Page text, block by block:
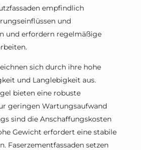
empfindlich
und
und erfordern regelmäßige
sich durch ihre hohe
und Langlebigkeit aus.
bieten eine robuste
geringen Wartungsaufwand
sind die Anschaffungskosten
Gewicht erfordert eine stabile
Faserzementfassaden setzen